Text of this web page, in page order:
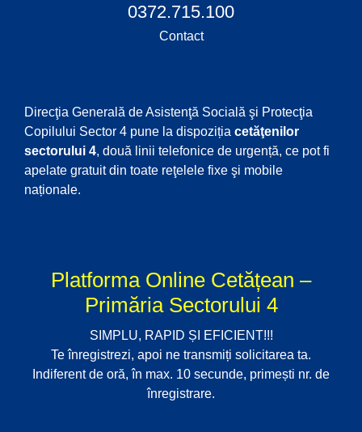
0372.715.100
Contact
Direcţia Generală de Asistenţă Socială şi Protecţia
Copilului Sector 4 pune la dispoziția cetăţenilor
sectorului 4, două linii telefonice de urgență, ce pot fi
apelate gratuit din toate reţelele fixe şi mobile
naționale.
Platforma Online Cetățean –
Primăria Sectorului 4
SIMPLU, RAPID ȘI EFICIENT!!!
Te înregistrezi, apoi ne transmiți solicitarea ta.
Indiferent de oră, în max. 10 secunde, primești nr. de
înregistrare.